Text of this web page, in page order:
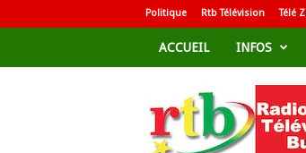
Politique Rtb Télévision Télé
ACCUEIL INFOS
d